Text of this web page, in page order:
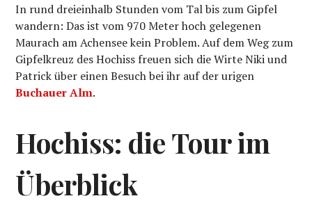
In rund dreieinhalb Stunden vom Tal bis zum Gipfel
wandern: Das ist vom 970 Meter hoch gelegenen
Maurach am Achensee kein Problem. Auf dem Weg zum
Gipfelkreuz des Hochiss freuen sich die Wirte Niki und
Patrick über einen Besuch bei ihr auf der urigen
Buchauer Alm.
Hochiss: die Tour im
Überblick